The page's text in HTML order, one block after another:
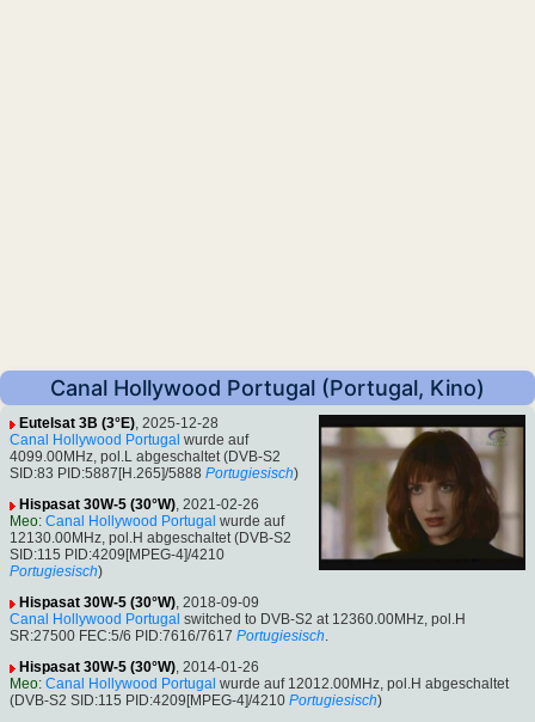
Canal Hollywood Portugal (Portugal, Kino)
Eutelsat 3B (3°E), 2025-12-28
Canal Hollywood Portugal wurde auf
4099.00MHz, pol.L abgeschaltet (DVB-S2
SID:83 PID:5887[H.265]/5888 Portugiesisch)
Hispasat 30W-5 (30°W), 2021-02-26
Meo: Canal Hollywood Portugal wurde auf
12130.00MHz, pol.H abgeschaltet (DVB-S2
SID:115 PID:4209[MPEG-4]/4210
Portugiesisch)
Hispasat 30W-5 (30°W), 2018-09-09
Canal Hollywood Portugal switched to DVB-S2 at 12360.00MHz, pol.H
SR:27500 FEC:5/6 PID:7616/7617 Portugiesisch.
Hispasat 30W-5 (30°W), 2014-01-26
Meo: Canal Hollywood Portugal wurde auf 12012.00MHz, pol.H abgeschaltet
(DVB-S2 SID:115 PID:4209[MPEG-4]/4210 Portugiesisch)